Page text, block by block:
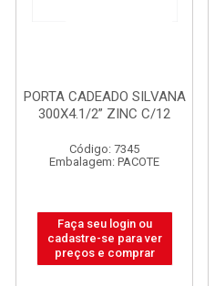
PORTA CADEADO SILVANA
300X4.1/2” ZINC C/12
Código: 7345
Embalagem: PACOTE
Faça seu login ou
cadastre-se para ver
preços e comprar